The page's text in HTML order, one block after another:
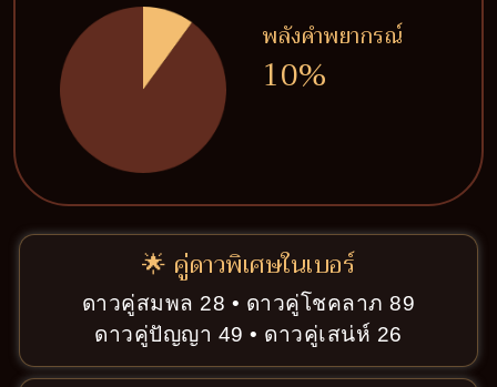
พลังคำพยากรณ์
10%
🌟 คู่ดาวพิเศษในเบอร์
ดาวคู่สมพล 28 • ดาวคู่โชคลาภ 89
ดาวคู่ปัญญา 49 • ดาวคู่เสน่ห์ 26